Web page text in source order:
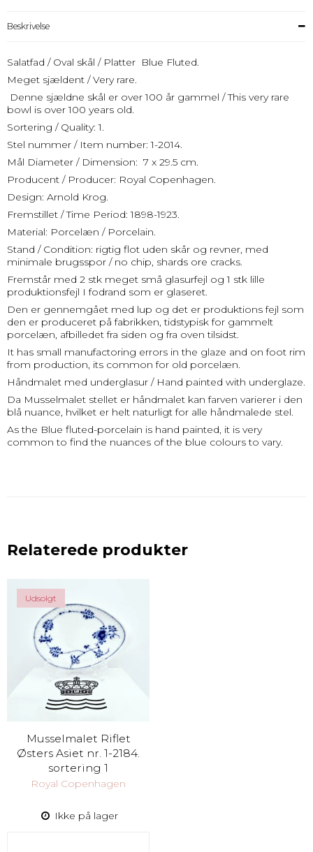
Beskrivelse
Salatfad / Oval skål / Platter Blue Fluted.
Meget sjældent / Very rare.
Denne sjældne skål er over 100 år gammel / This very rare
bowl is over 100 years old.
Sortering / Quality: 1.
Stel nummer / Item number: 1-2014.
Mål Diameter / Dimension: 7 x 29.5 cm.
Producent / Producer: Royal Copenhagen.
Design: Arnold Krog.
Fremstillet / Time Period: 1898-1923.
Material: Porcelæn / Porcelain.
Stand / Condition: rigtig flot uden skår og revner, med
minimale brugsspor / no chip, shards ore cracks.
Fremstår med 2 stk meget små glasurfejl og 1 stk lille
produktionsfejl I fodrand som er glaseret.
Den er gennemgået med lup og det er produktions fejl som
den er produceret på fabrikken, tidstypisk for gammelt
porcelæn, afbilledet fra siden og fra oven tilsidst.
It has small manufactoring errors in the glaze and on foot rim
from production, its common for old porcelæn.
Håndmalet med underglasur / Hand painted with underglaze.
Da Musselmalet stellet er håndmalet kan farven varierer i den
blå nuance, hvilket er helt naturligt for alle håndmalede stel.
As the Blue fluted-porcelain is hand painted, it is very
common to find the nuances of the blue colours to vary.
Relaterede produkter
Udsolgt
Musselmalet Riflet
Østers Asiet nr. 1-2184.
sortering 1
Royal Copenhagen
Ikke på lager